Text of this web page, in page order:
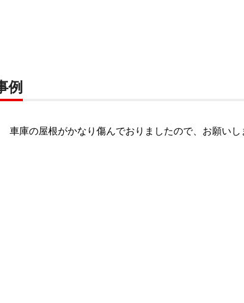
例
車庫の屋根がかなり傷んでおりましたので、お願いし